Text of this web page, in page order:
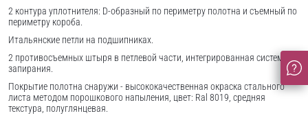
2 контура уплотнителя: D-образный по периметру полотна и съемный по
периметру короба.
Итальянские петли на подшипниках.
2 противосъемных штыря в петлевой части, интегрированная система
запирания.
Покрытие полотна снаружи - высококачественная окраска стального
листа методом порошкового напыления, цвет: Ral 8019, средняя
текстура, полуглянцевая.